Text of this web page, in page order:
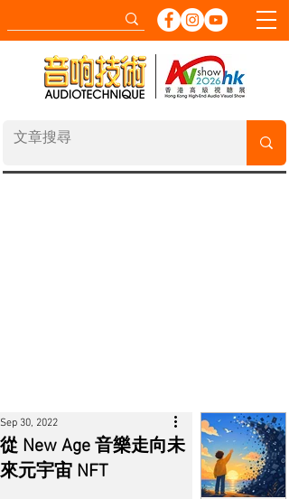
從 New Age 音樂走向未
來元宇宙 NFT
Sep 30, 2022